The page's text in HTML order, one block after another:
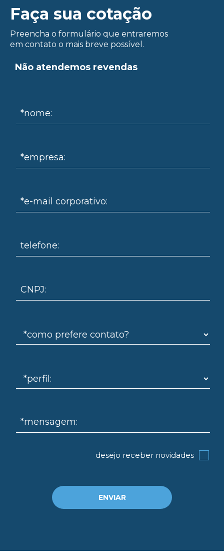
Faça sua cotação
Preencha o formulário que entraremos
em contato o mais breve possível.
Não atendemos revendas
*nome:
*empresa:
*e-mail corporativo:
telefone:
CNPJ:
*mensagem:
desejo receber novidades
ENVIAR